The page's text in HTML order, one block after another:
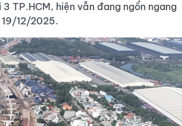
TP.HCM, hiện vẫn đang ngổn ngang
12/2025.